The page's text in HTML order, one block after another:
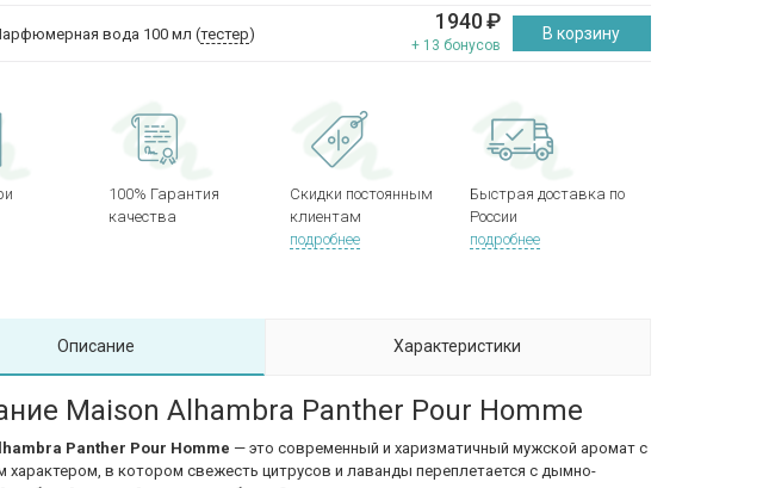
вода 100 мл (тестер) 1940₽
+ 13 бонусов
В корзину
100% Гарантия
качества
Скидки постоянным
клиентам
подробнее
Быстрая доставка по
России
подробнее
Описание Характеристики
Maison Alhambra Panther Pour Homme
Panther Pour Homme — это современный и харизматичный мужской аромат с
в котором свежесть цитрусов и лаванды переплетается с дымно-